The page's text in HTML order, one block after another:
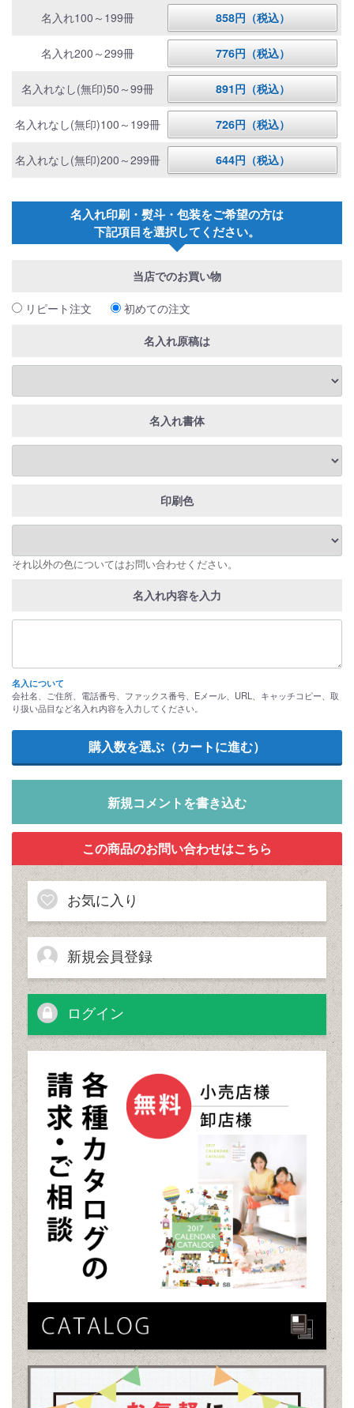
名入れ100～199冊 858円（税込）
名入れ200～299冊 776円（税込）
名入れなし(無印)50～99冊 891円（税込）
名入れなし(無印)100～199冊 726円（税込）
名入れなし(無印)200～299冊 644円（税込）
名入れ印刷・熨斗・包装をご希望の方は
下記項目を選択してください。
当店でのお買い物
リピート注文 初めての注文
名入れ原稿は
名入れ書体
印刷色
それ以外の色についてはお問い合わせください。
名入れ内容を入力
名入について
会社名、ご住所、電話番号、ファックス番号、Eメール、URL、キャッチコピー、取
り扱い品目など名入れ内容を入力してください。
新規コメントを書き込む
お気に入り
新規会員登録
ログイン